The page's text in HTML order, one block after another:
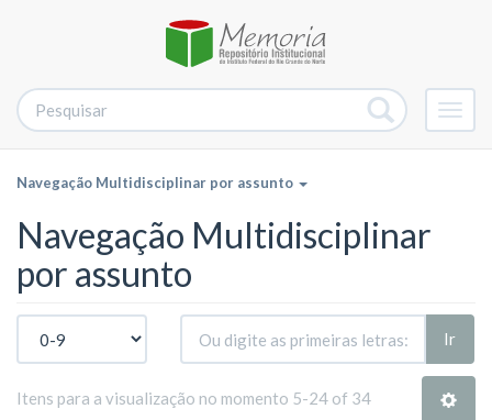
Navegação Multidisciplinar por assunto
Navegação Multidisciplinar
por assunto
Ir
Itens para a visualização no momento 5-24 of 34